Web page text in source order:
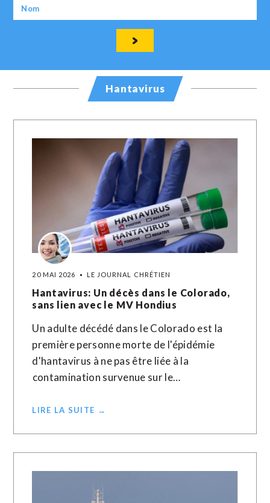
Hantavirus
20 MAI 2026 LE JOURNAL CHRÉTIEN
Hantavirus: Un décès dans le Colorado,
sans lien avec le MV Hondius
Un adulte décédé dans le Colorado est la
première personne morte de l'épidémie
d'hantavirus à ​ne ‌pas être liée à ​la
⁠contamination survenue sur le…
LIRE LA SUITE →